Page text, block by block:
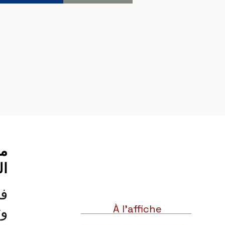
À l'affiche